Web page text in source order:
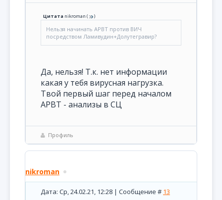
Цитата nikroman ( )
Нельзя начинать АРВТ против ВИЧ
посредством Ламивудин+Долутегравир?
Да, нельзя! Т.к. нет информации
какая у тебя вирусная нагрузка.
Твой первый шаг перед началом
АРВТ - анализы в СЦ
Профиль
nikroman
Дата: Ср, 24.02.21, 12:28 | Сообщение # 13